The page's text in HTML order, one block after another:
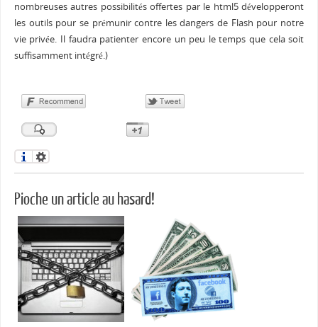
nombreuses autres possibilités offertes par le html5 développeront
les outils pour se prémunir contre les dangers de Flash pour notre
vie privée. Il faudra patienter encore un peu le temps que cela soit
suffisamment intégré.)
Pioche un article au hasard!